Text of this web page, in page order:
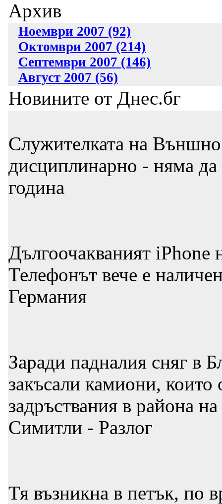
Архив
Ноември 2007 (92)
Октомври 2007 (214)
Септември 2007 (146)
Август 2007 (56)
Новините от Днес.бг
Служителката на Външно
дисциплинарно - няма да
година
Дългоочакваният iPhone
Телефонът вече е
Германия
Заради падналия сняг в
закъсали камиони, които
задръствания в района
Симитли - Разлог
Тя възникна в петък, по